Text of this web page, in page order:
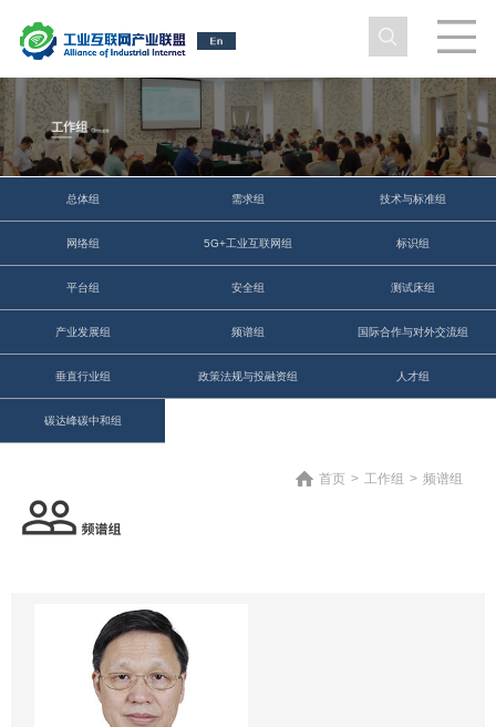
总体组 需求组 技术与标准组
网络组 5G+工业互联网组 标识组
平台组 安全组 测试床组
产业发展组 频谱组 国际合作与对外交流组
垂直行业组 政策法规与投融资组 人才组
碳达峰碳中和组
首页 > 工作组 > 频谱组